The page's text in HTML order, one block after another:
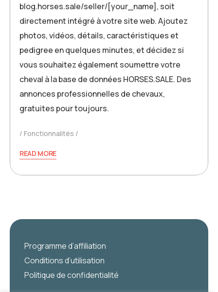
blog.horses.sale/seller/[your_name], soit
directement intégré à votre site web. Ajoutez
photos, vidéos, détails, caractéristiques et
pedigree en quelques minutes, et décidez si
vous souhaitez également soumettre votre
cheval à la base de données HORSES.SALE. Des
annonces professionnelles de chevaux,
gratuites pour toujours.
Fonctionnalités
READ MORE
Programme d’affiliation
Conditions d’utilisation
Politique de confidentialité